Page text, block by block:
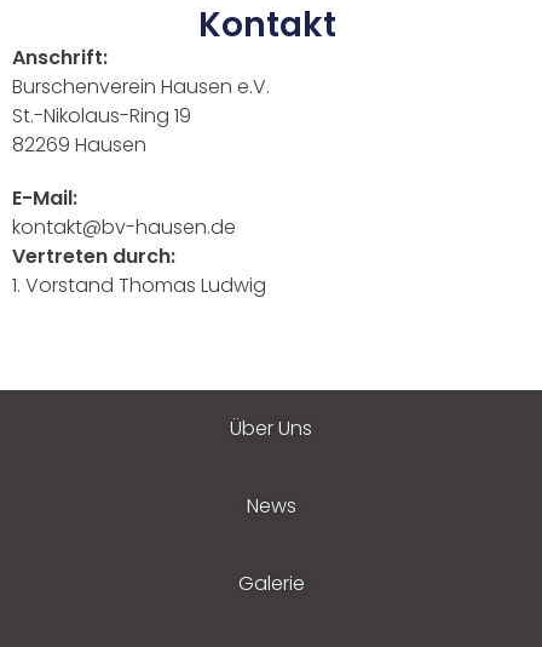
Kontakt
Anschrift:
Burschenverein Hausen e.V.
St.-Nikolaus-Ring 19
82269 Hausen
E-Mail:
kontakt@bv-hausen.de
Vertreten durch:
1. Vorstand Thomas Ludwig
Über Uns
News
Galerie